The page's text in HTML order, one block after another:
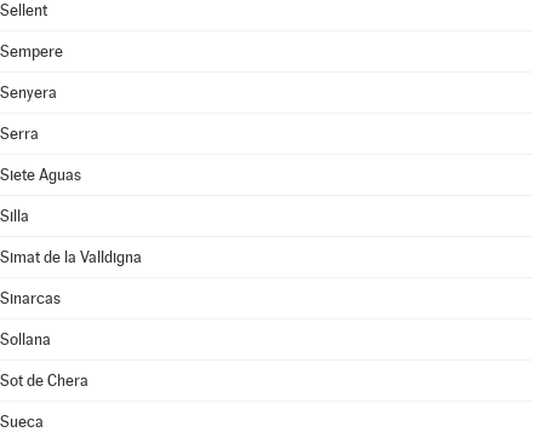
Sellent
Sempere
Senyera
Serra
Siete Aguas
Silla
Simat de la Valldigna
Sinarcas
Sollana
Sot de Chera
Sueca